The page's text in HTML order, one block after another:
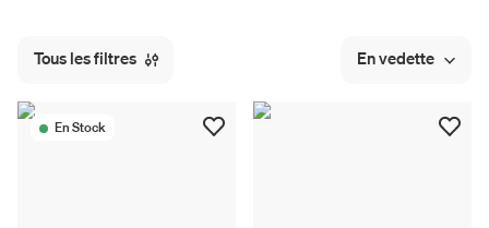
Tous les filtres En vedette
En Stock